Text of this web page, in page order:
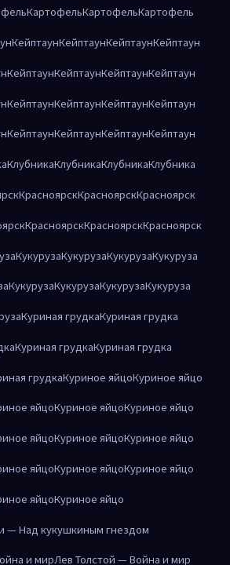
КартофельКартофельКартофель
КейптаунКейптаунКейптаунКейптаун
КейптаунКейптаунКейптаунКейптаун
КейптаунКейптаунКейптаунКейптаун
КейптаунКейптаунКейптаунКейптаун
КлубникаКлубникаКлубникаКлубника
КрасноярскКрасноярскКрасноярск
КрасноярскКрасноярскКрасноярск
КукурузаКукурузаКукурузаКукуруза
КукурузаКукурузаКукурузаКукуруза
Куриная грудкаКуриная грудка
Куриная грудкаКуриная грудка
грудкаКуриное яйцоКуриное яйцо
яйцоКуриное яйцоКуриное яйцо
яйцоКуриное яйцоКуриное яйцо
яйцоКуриное яйцоКуриное яйцо
яйцоКуриное яйцо
— Над кукушкиным гнездом
и мирЛев Толстой — Война и мир